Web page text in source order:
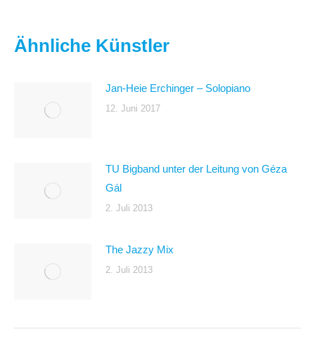
Ähnliche Künstler
Jan-Heie Erchinger – Solopiano
12. Juni 2017
TU Bigband unter der Leitung von Géza
Gál
2. Juli 2013
The Jazzy Mix
2. Juli 2013